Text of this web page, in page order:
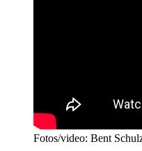
Fotos/video: Bent